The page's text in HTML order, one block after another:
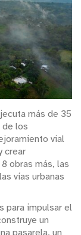
más de 35
de los
vial
crear
obras más, las
vías urbanas
para impulsar el
un
pasarela, un